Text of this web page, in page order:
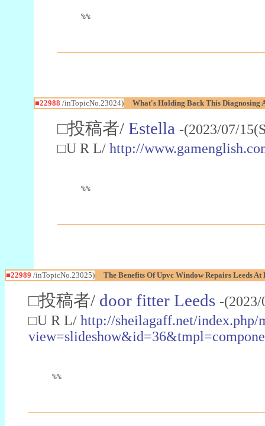
%%
■22988 /inTopicNo.23024) What's Holding Back This Diagnosing
□投稿者/ Estella -(2023/07/
□U R L/ http://
%%
■22989 /inTopicNo.23025) The Benefits Of Upvc Window Repairs Leeds
□投稿者/ door fitter Leeds -
□U R L/ http://sheilagaff.net/index.php/
%%